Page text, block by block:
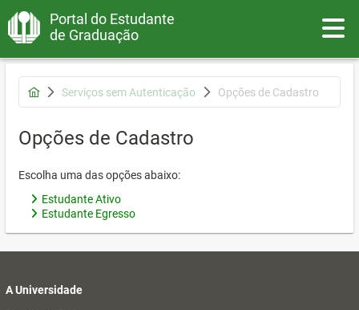
Portal do Estudante
de Graduação
Serviços sem Autenticação Opções de Cadastro
Opções de Cadastro
Escolha uma das opções abaixo:
Estudante Ativo
Estudante Egresso
A Universidade